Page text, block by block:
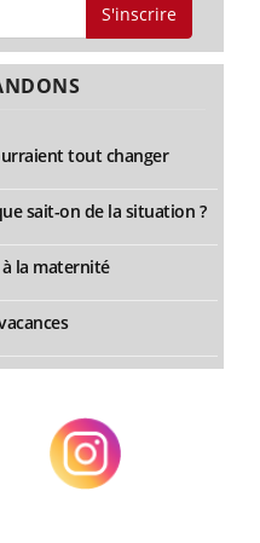
S'inscrire
tout changer
sait-on de la situation ?
la maternité